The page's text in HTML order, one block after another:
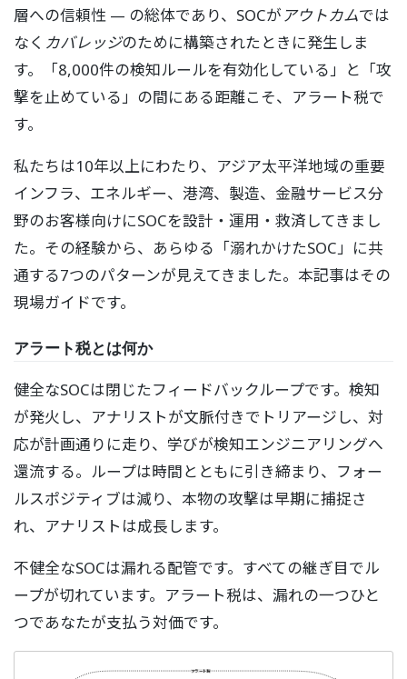
層への信頼性 — の総体であり、SOCがアウトカムでは
なく カバレッジのために構築されたときに発生しま
す。「8,000件の検知ルールを有効化している」と「攻
撃を止めている」の間にある距離こそ、アラート税で
す。
私たちは10年以上にわたり、アジア太平洋地域の重要
インフラ、エネルギー、港湾、製造、金融サービス分
野のお客様向けにSOCを設計・運用・救済してきまし
た。その経験から、あらゆる「溺れかけたSOC」に共
通する7つのパターンが見えてきました。本記事はその
現場ガイドです。
アラート税とは何か
健全なSOCは閉じたフィードバックループです。検知
が発火し、アナリストが文脈付きでトリアージし、対
応が計画通りに走り、学びが検知エンジニアリングへ
還流する。ループは時間とともに引き締まり、フォー
ルスポジティブは減り、本物の攻撃は早期に捕捉さ
れ、アナリストは成長します。
不健全なSOCは漏れる配管です。すべての継ぎ目でル
ープが切れています。アラート税は、漏れの一つひと
つであなたが支払う対価です。
アラート税